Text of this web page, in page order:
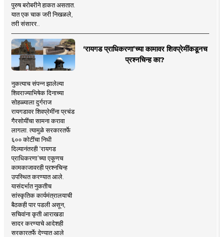
पुरुष बरोबरीने हाकत असतात.
यात एक चाक जरी निखळले,
तरी संसारर..
‘रायगड प्राधिकरणा’च्या कामावर शिवप्रेमींकडूनच
प्रश्नचिन्ह का?
नुकत्याच संपन्न झालेल्या
शिवराज्याभिषेक दिनाच्या
सोहळ्याला दुर्गराज
रायगडावर शिवप्रेमींना प्रचंड
गैरसोयींचा सामना करावा
लागला. त्यामुळे सरकारतर्फे
६०० कोटींचा निधी
दिल्यानंतरही ‘रायगड
प्राधिकरणा’च्या एकूणच
कामकाजावरही प्रश्नचिन्ह
उपस्थित करण्यात आले.
यासंदर्भात नुकतीच
सांस्कृतिक कार्यमंत्रालयाची
बैठकही पार पडली असून,
सचिवांना कृती आराखडा
सादर करण्याचे आदेशही
सरकारतर्फे देण्यात आले